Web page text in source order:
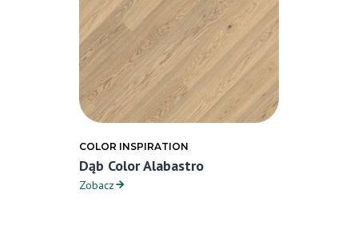
COLOR INSPIRATION
Dąb Color Alabastro
Zobacz